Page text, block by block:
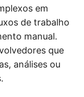
em
de trabalho
manual.
que
análises ou